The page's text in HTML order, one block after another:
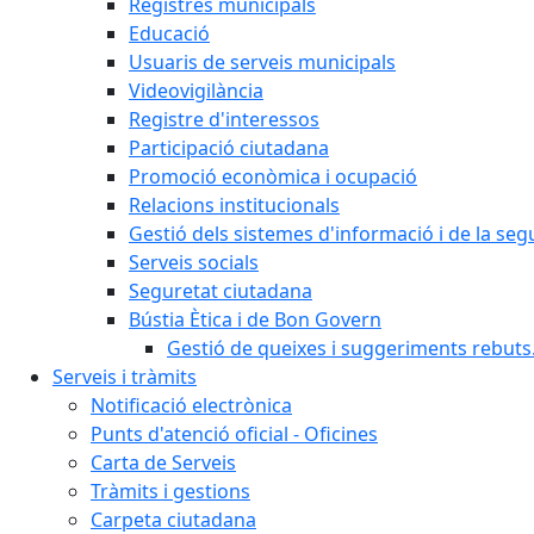
Educació
Usuaris de serveis municipals
Videovigilància
Registre d'interessos
Participació ciutadana
Promoció econòmica i ocupació
Relacions institucionals
Gestió dels sistemes d'informació i de la
Serveis socials
Seguretat ciutadana
Bústia Ètica i de Bon Govern
Gestió de queixes i suggeriments rebuts.
Serveis i tràmits
Notificació electrònica
Punts d'atenció oficial - Oficines
Carta de Serveis
Tràmits i gestions
Carpeta ciutadana